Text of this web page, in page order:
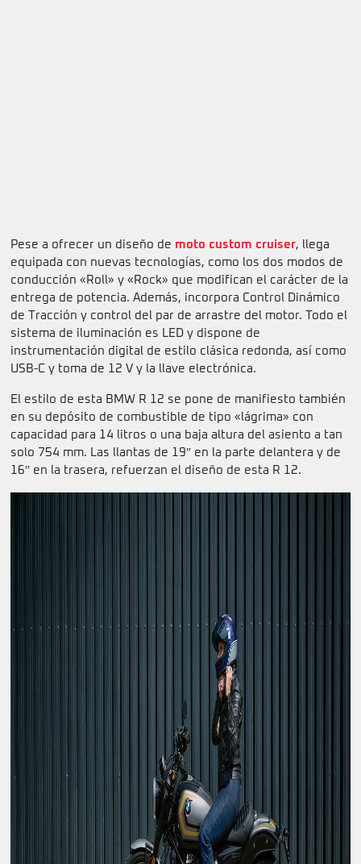
Pese a ofrecer un diseño de moto custom cruiser, llega
equipada con nuevas tecnologías, como los dos modos de
conducción «Roll» y «Rock» que modifican el carácter de la
entrega de potencia. Además, incorpora Control Dinámico
de Tracción y control del par de arrastre del motor. Todo el
sistema de iluminación es LED y dispone de
instrumentación digital de estilo clásica redonda, así como
USB-C y toma de 12 V y la llave electrónica.
El estilo de esta BMW R 12 se pone de manifiesto también
en su depósito de combustible de tipo «lágrima» con
capacidad para 14 litros o una baja altura del asiento a tan
solo 754 mm. Las llantas de 19″ en la parte delantera y de
16″ en la trasera, refuerzan el diseño de esta R 12.